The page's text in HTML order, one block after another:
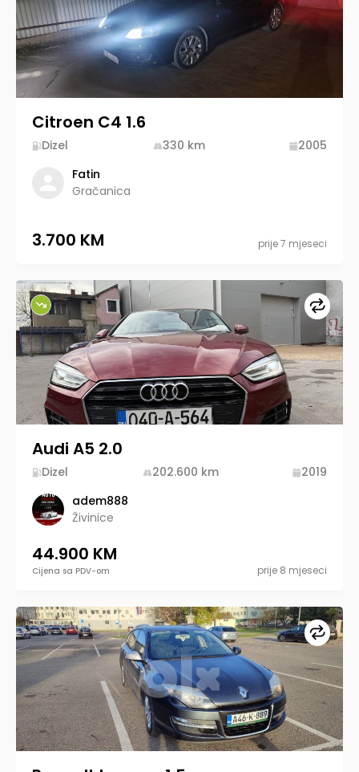
Citroen C4 1.6
Dizel 330 km
2005
Fatin
Gračanica
3.700 KM prije 7 mjeseci
Audi A5 2.0
Dizel 202.600 km
2019
adem888
Živinice
44.900 KM
Cijena sa PDV-om prije 8 mjeseci